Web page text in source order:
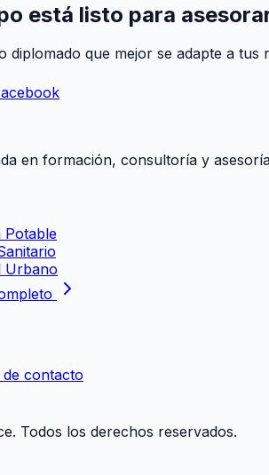
está listo para
diplomado que mejor se adapte a tus
en formación, consultoría y
Potable
Urbano
contacto
Todos los derechos reservados.